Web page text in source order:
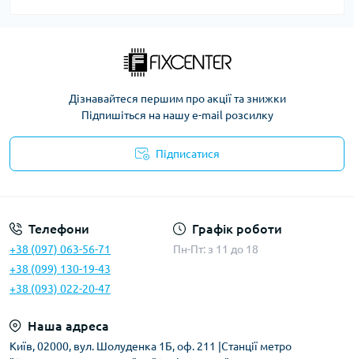
Дізнавайтеся першим про акції та знижки
Підпишіться на нашу e-mail розсилку
Підписатися
Телефони
+38 (097) 063-56-71
+38 (099) 130-19-43
+38 (093) 022-20-47
Графік роботи
Пн-Пт: з 11 до 18
Наша адреса
Київ, 02000, вул. Шолуденка 1Б, оф. 211 |Станції метро